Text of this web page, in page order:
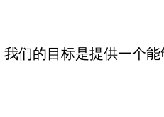
我们的目标是提供一个